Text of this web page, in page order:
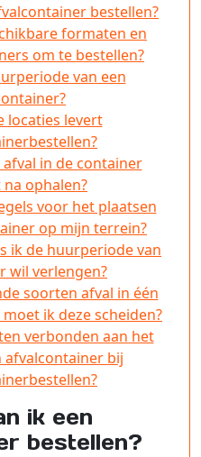
bestellen?
formaten en
om te bestellen?
van een
locaties levert
in de container
ophalen?
voor het plaatsen
op mijn terrein?
ik de huurperiode van
wil verlengen?
soorten afval in één
ik deze scheiden?
verbonden aan het
afvalcontainer bij
ik een
bestellen?